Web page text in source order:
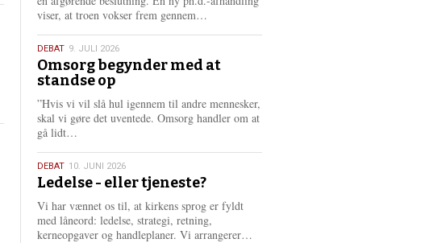
viser, at troen vokser frem gennem…
e
e
9.
juli
2026
DEBAT 9. JULI 2026
Omsorg begynder med at
standse op
”Hvis vi vil slå hul igennem til andre mennesker,
skal vi gøre det uventede. Omsorg handler om at
gå lidt…
s
e
r
e
10.
juni
2026
DEBAT 10. JUNI 2026
Ledelse - eller tjeneste?
Vi har vænnet os til, at kirkens sprog er fyldt
med låneord: ledelse, strategi, retning,
kerneopgaver og handleplaner. Vi arrangerer…